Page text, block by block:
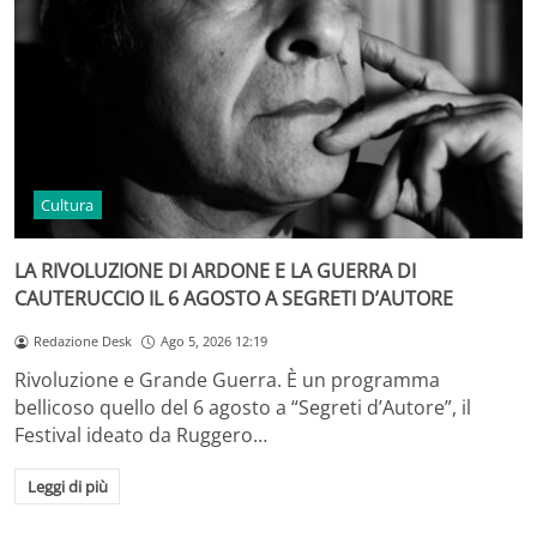
Cultura
LA RIVOLUZIONE DI ARDONE E LA GUERRA DI
CAUTERUCCIO IL 6 AGOSTO A SEGRETI D’AUTORE
Redazione Desk Ago 5, 2026 12:19
Rivoluzione e Grande Guerra. È un programma
bellicoso quello del 6 agosto a “Segreti d’Autore”, il
Festival ideato da Ruggero…
Leggi di più